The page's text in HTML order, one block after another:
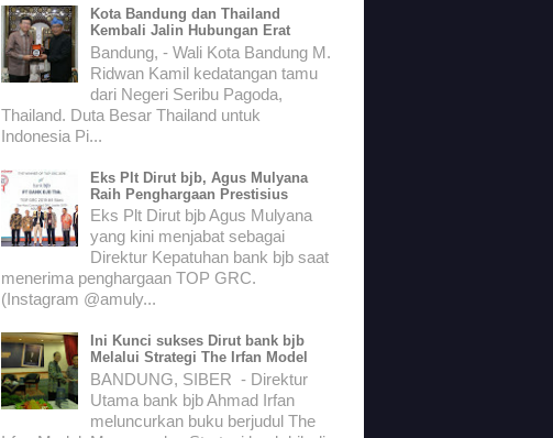
Kota Bandung dan Thailand
Kembali Jalin Hubungan Erat
Bandung, - Wali Kota Bandung M.
Ridwan Kamil kedatangan tamu
dari Negeri Seribu Pagoda,
Thailand. Duta Besar Thailand untuk
Indonesia Pi...
Eks Plt Dirut bjb, Agus Mulyana
Raih Penghargaan Prestisius
Eks Plt Dirut bjb Agus Mulyana
yang kini menjabat sebagai
Direktur Kepatuhan bank bjb saat
menerima penghargaan TOP GRC.
(Instagram @amuly...
Ini Kunci sukses Dirut bank bjb
Melalui Strategi The Irfan Model
BANDUNG, SIBER - Direktur
Utama bank bjb Ahmad Irfan
meluncurkan buku berjudul The